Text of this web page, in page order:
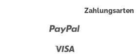
Zahlungsarten